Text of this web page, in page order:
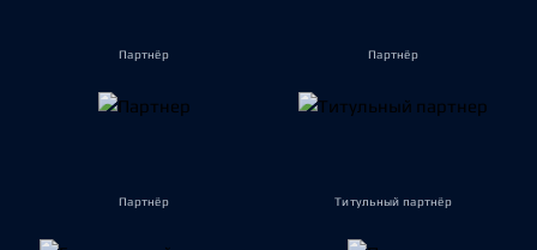
Партнёр Партнёр
Партнёр Титульный партнёр